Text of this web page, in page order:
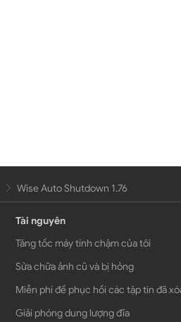
Wise Auto Shutdown 1.76
Tài nguyên
Tăng tốc máy tính chậm của tôi
Sửa chữa ảnh cũ và bị hỏng
Miễn phí để phục hồi các tập tin đã
Giải phóng dung lượng đĩa